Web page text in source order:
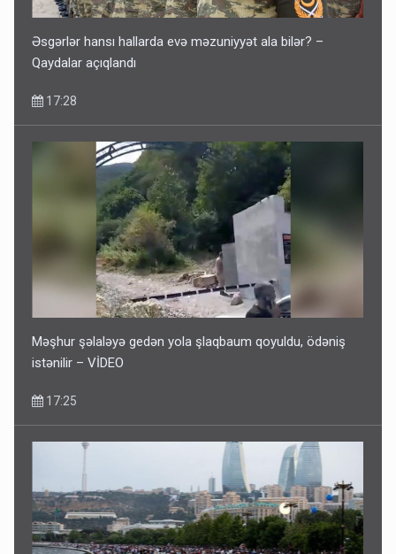
Əsgərlər hansı hallarda evə məzuniyyət ala bilər? –
Qaydalar açıqlandı
17:28
Məşhur şəlaləyə gedən yola şlaqbaum qoyuldu, ödəniş
istənilir – VİDEO
17:25